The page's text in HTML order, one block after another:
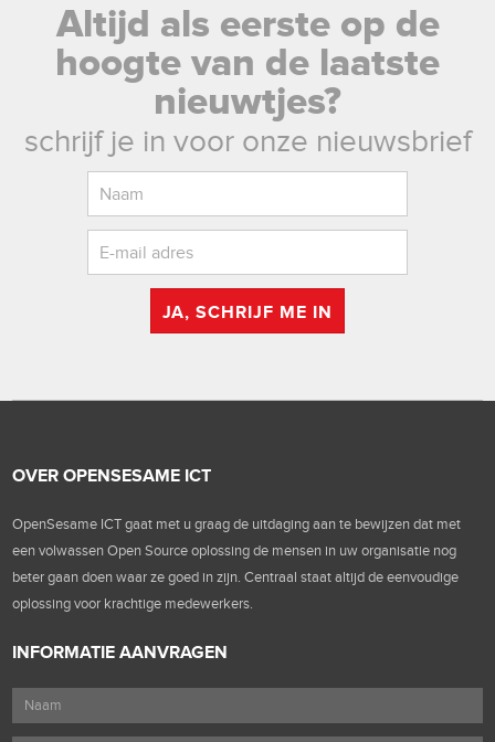
Altijd als eerste op de
hoogte van de laatste
nieuwtjes?
schrijf je in voor onze nieuwsbrief
JA, SCHRIJF ME IN
OVER OPENSESAME ICT
OpenSesame ICT gaat met u graag de uitdaging aan te bewijzen dat met
een volwassen Open Source oplossing de mensen in uw organisatie nog
beter gaan doen waar ze goed in zijn. Centraal staat altijd de eenvoudige
oplossing voor krachtige medewerkers.
INFORMATIE AANVRAGEN